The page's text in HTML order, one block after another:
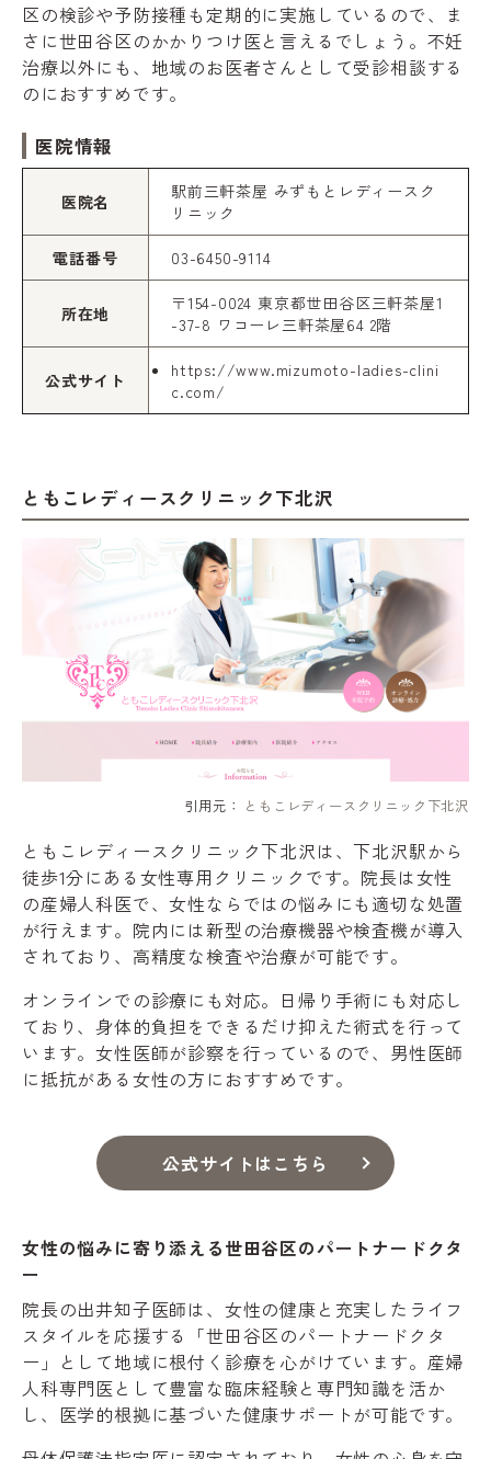
区の検診や予防接種も定期的に実施しているので、ま
さに世田谷区のかかりつけ医と言えるでしょう。不妊
治療以外にも、地域のお医者さんとして受診相談する
のにおすすめです。
医院情報
医院名
駅前三軒茶屋 みずもとレディースク
リニック
電話番号 03-6450-9114
所在地
〒154-0024 東京都世田谷区三軒茶屋1
-37-8 ワコーレ三軒茶屋64 2階
公式サイト
https://www.mizumoto-ladies-clini
c.com/
ともこレディースクリニック下北沢
引用元： ともこレディースクリニック下北沢
ともこレディースクリニック下北沢は、下北沢駅から
徒歩1分にある女性専用クリニックです。院長は女性
の産婦人科医で、女性ならではの悩みにも適切な処置
が行えます。院内には新型の治療機器や検査機が導入
されており、高精度な検査や治療が可能です。
オンラインでの診療にも対応。日帰り手術にも対応し
ており、身体的負担をできるだけ抑えた術式を行って
います。女性医師が診察を行っているので、男性医師
に抵抗がある女性の方におすすめです。
公式サイトはこちら
女性の悩みに寄り添える世田谷区のパートナードクタ
ー
院長の出井知子医師は、女性の健康と充実したライフ
スタイルを応援する「世田谷区のパートナードクタ
ー」として地域に根付く診療を心がけています。産婦
人科専門医として豊富な臨床経験と専門知識を活か
し、医学的根拠に基づいた健康サポートが可能です。